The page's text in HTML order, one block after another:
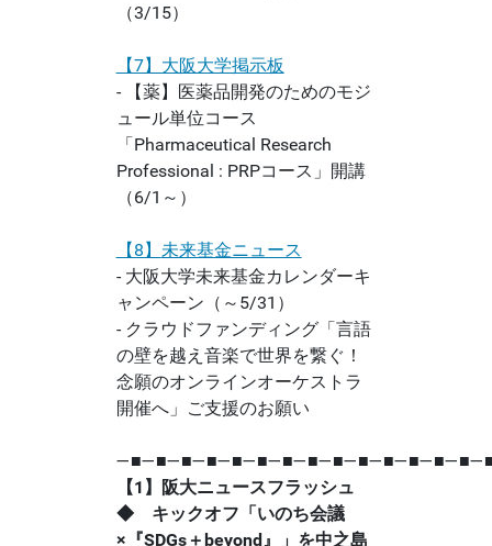
（3/15）
【7】大阪大学掲示板
- 【薬】医薬品開発のためのモジ
ュール単位コース
「Pharmaceutical Research
Professional : PRPコース」開講
（6/1～）
【8】 未来基金ニュース
- 大阪大学未来基金カレンダーキ
ャンペーン（～5/31）
- クラウドファンディング「言語
の壁を越え音楽で世界を繋ぐ！
念願のオンラインオーケストラ
開催へ」ご支援のお願い
【1】阪大ニュースフラッシュ
◆ キックオフ「いのち会議
×『SDGs＋beyond』」を中之島